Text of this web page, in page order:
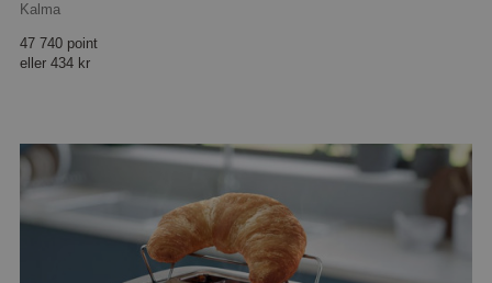
Kalma
47 740 point
eller 434 kr